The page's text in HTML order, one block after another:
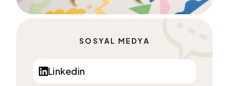
SOSYAL MEDYA
Linkedin